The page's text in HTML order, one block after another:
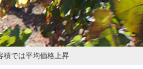
では平均価格上昇